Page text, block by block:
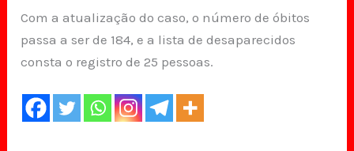
Com a atualização do caso, o número de óbitos
passa a ser de 184, e a lista de desaparecidos
consta o registro de 25 pessoas.